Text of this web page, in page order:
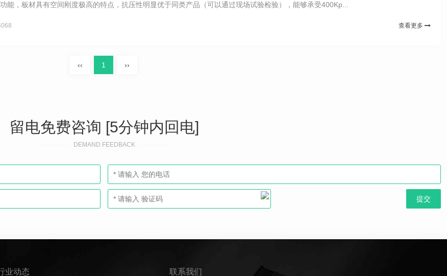
能，板材具有空间刚度极高的特点，抗压性明显优于同类产品（可以通过现场试验检验），能够承受400Kp...
查看更多
‹‹ 1 ››
留电免费咨询 [5分钟内回电]
DEMAND FEEDBACK
业动态 联系我们